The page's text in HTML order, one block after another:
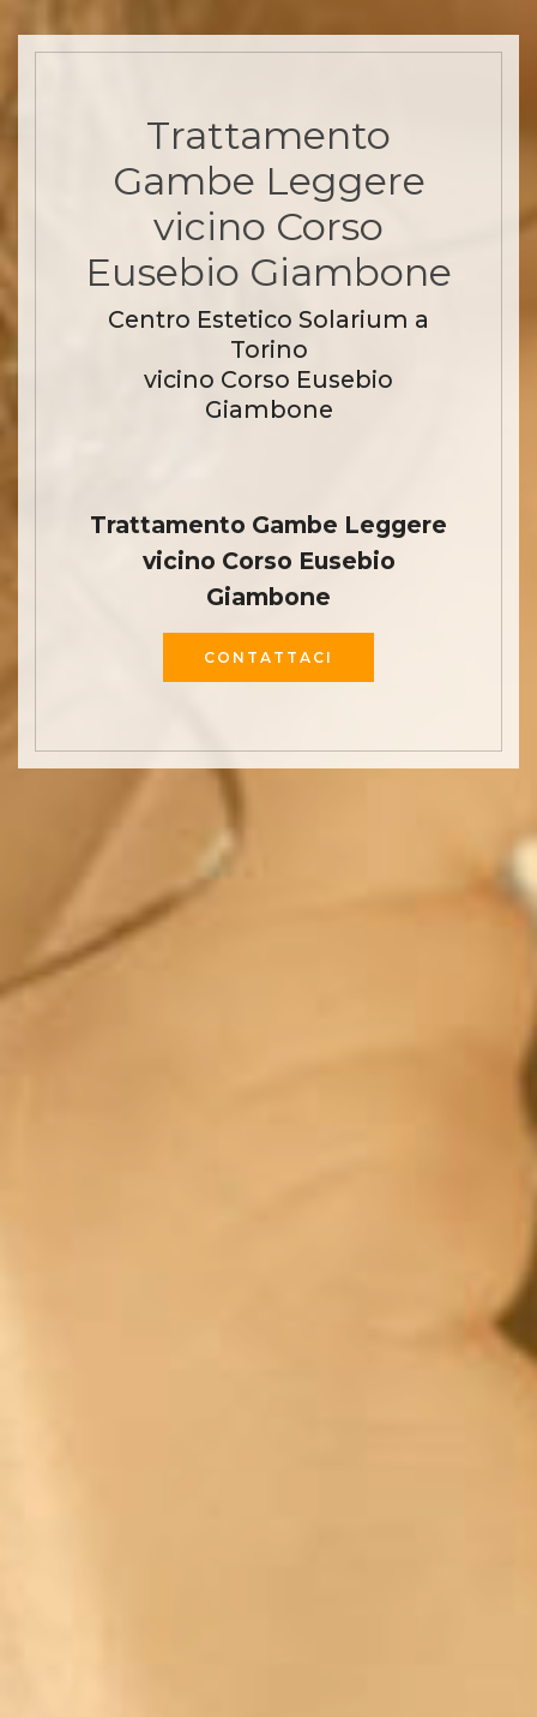
Trattamento
Gambe Leggere
vicino Corso
Eusebio Giambone
Centro Estetico Solarium a
Torino
vicino Corso Eusebio
Giambone
Trattamento Gambe Leggere
vicino Corso Eusebio
Giambone
CONTATTACI